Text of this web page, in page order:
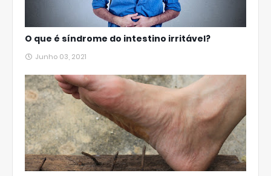
O que é síndrome do intestino irritável?
Junho 03, 2021